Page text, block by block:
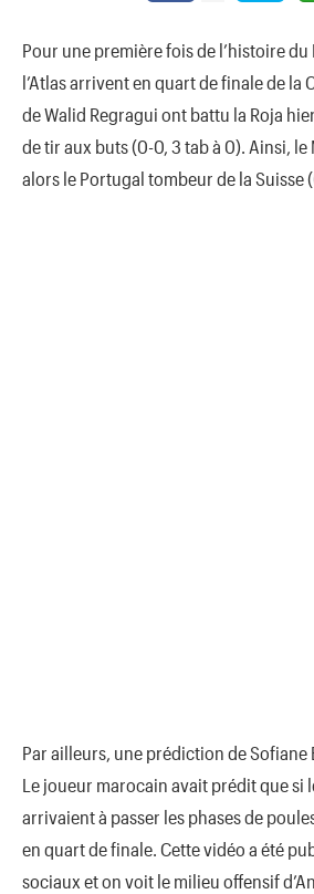
Pour une première fois de l’histoire du
l’Atlas arrivent en quart de finale de la
de Walid Regragui ont battu la Roja
de tir aux buts (0-0, 3 tab à 0). Ainsi,
alors le Portugal tombeur de la Suisse
Par ailleurs, une prédiction de
Le joueur marocain avait prédit que si
arrivaient à passer les phases de
en quart de finale. Cette vidéo a été
sociaux et on voit le milieu offensif